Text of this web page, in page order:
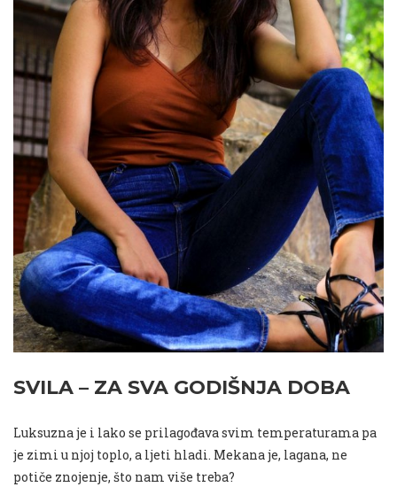
SVILA – ZA SVA GODIŠNJA DOBA
Luksuzna je i lako se prilagođava svim temperaturama pa
je zimi u njoj toplo, a ljeti hladi. Mekana je, lagana, ne
potiče znojenje, što nam više treba?